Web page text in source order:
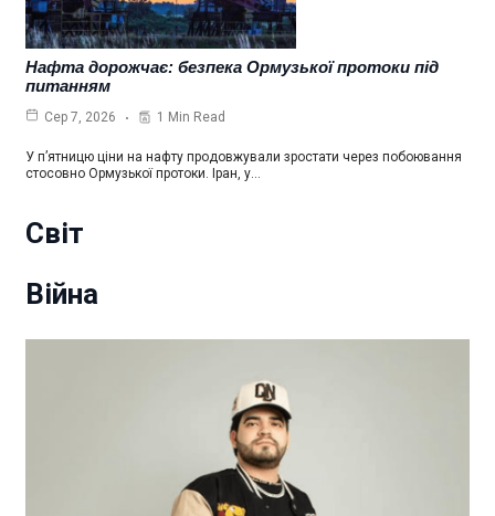
Нафта дорожчає: безпека Ормузької протоки під
питанням
Сер 7, 2026 1 Min Read
У п’ятницю ціни на нафту продовжували зростати через побоювання
стосовно Ормузької протоки. Іран, у…
Світ
Війна